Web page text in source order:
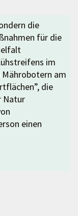
die
für die
im
Mährobotern am
die
Natur
einen